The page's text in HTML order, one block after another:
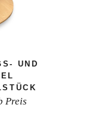
UND
Preis